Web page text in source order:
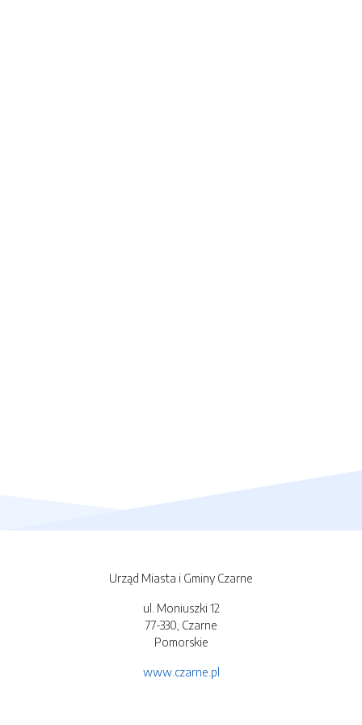
Urząd Miasta i Gminy Czarne
ul. Moniuszki 12
77-330, Czarne
Pomorskie
www.czarne.pl